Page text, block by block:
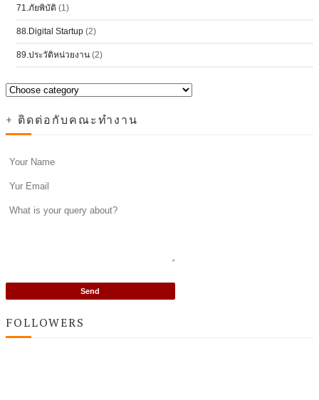
71.ภัยพิบัติ (1)
88.Digital Startup (2)
89.ประวัติหน่วยงาน (2)
+ ติดต่อกับคณะทำงาน
FOLLOWERS